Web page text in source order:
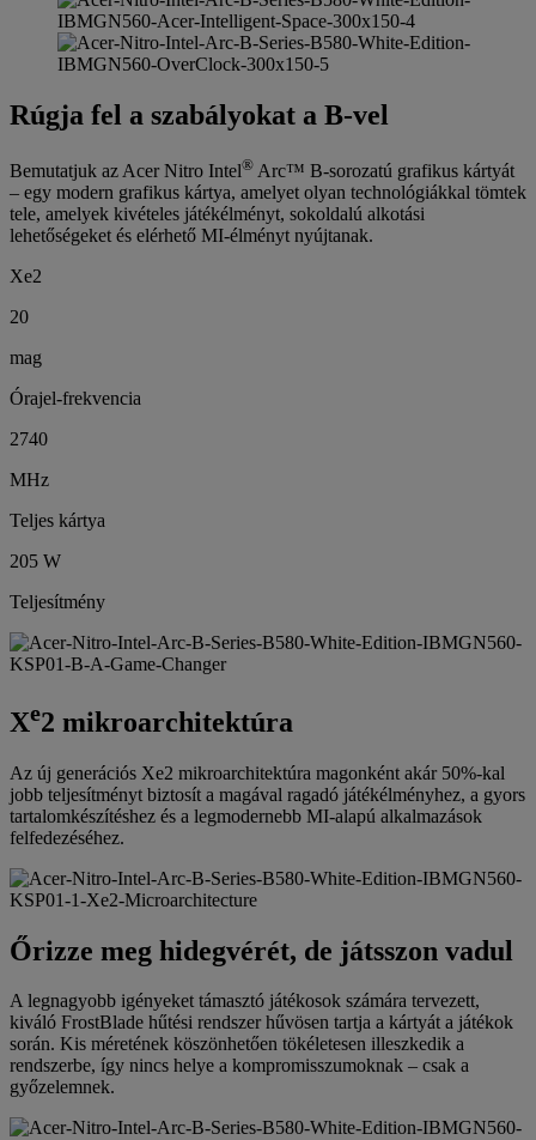
Rúgja fel a szabályokat a B-vel
Bemutatjuk az Acer Nitro Intel® Arc™ B-sorozatú grafikus kártyát
– egy modern grafikus kártya, amelyet olyan technológiákkal tömtek
tele, amelyek kivételes játékélményt, sokoldalú alkotási
lehetőségeket és elérhető MI-élményt nyújtanak.
Xe2
20
mag
Órajel-frekvencia
2740
MHz
Teljes kártya
205 W
Teljesítmény
Xe2 mikroarchitektúra
Az új generációs Xe2 mikroarchitektúra magonként akár 50%-kal
jobb teljesítményt biztosít a magával ragadó játékélményhez, a gyors
tartalomkészítéshez és a legmodernebb MI-alapú alkalmazások
felfedezéséhez.
Őrizze meg hidegvérét, de játsszon vadul
A legnagyobb igényeket támasztó játékosok számára tervezett,
kiváló FrostBlade hűtési rendszer hűvösen tartja a kártyát a játékok
során. Kis méretének köszönhetően tökéletesen illeszkedik a
rendszerbe, így nincs helye a kompromisszumoknak – csak a
győzelemnek.